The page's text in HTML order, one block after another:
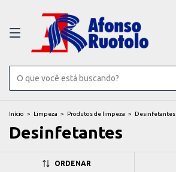
Início > Limpeza > Produtos de limpeza > Desinfetantes
Desinfetantes
ORDENAR